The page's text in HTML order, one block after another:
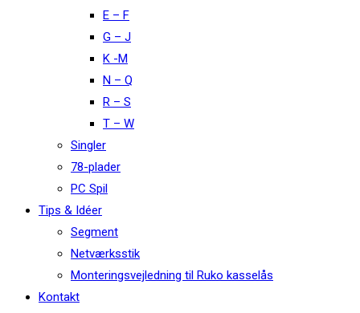
E – F
G – J
K -M
N – Q
R – S
T – W
Singler
78-plader
PC Spil
Tips & Idéer
Segment
Netværksstik
Monteringsvejledning til Ruko kasselås
Kontakt